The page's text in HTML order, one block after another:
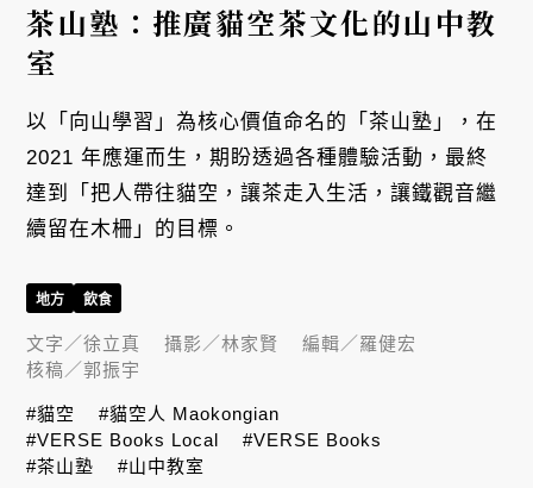
茶山塾：推廣貓空茶文化的山中教
室
以「向山學習」為核心價值命名的「茶山塾」，在
2021 年應運而生，期盼透過各種體驗活動，最終
達到「把人帶往貓空，讓茶走入生活，讓鐵觀音繼
續留在木柵」的目標。
地方 飲食
文字／徐立真 攝影／林家賢 編輯／羅健宏
核稿／郭振宇
#貓空
#貓空人 Maokongian
#VERSE Books Local
#VERSE Books
#茶山塾
#山中教室